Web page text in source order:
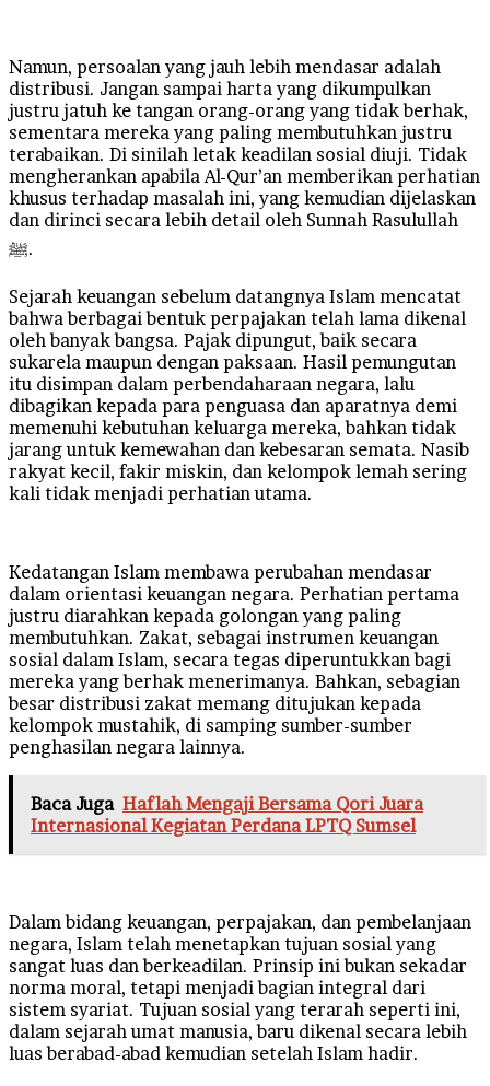
Namun, persoalan yang jauh lebih mendasar adalah
distribusi. Jangan sampai harta yang dikumpulkan
justru jatuh ke tangan orang-orang yang tidak berhak,
sementara mereka yang paling membutuhkan justru
terabaikan. Di sinilah letak keadilan sosial diuji. Tidak
mengherankan apabila Al-Qur’an memberikan perhatian
khusus terhadap masalah ini, yang kemudian dijelaskan
dan dirinci secara lebih detail oleh Sunnah Rasulullah
ﷺ.
Sejarah keuangan sebelum datangnya Islam mencatat
bahwa berbagai bentuk perpajakan telah lama dikenal
oleh banyak bangsa. Pajak dipungut, baik secara
sukarela maupun dengan paksaan. Hasil pemungutan
itu disimpan dalam perbendaharaan negara, lalu
dibagikan kepada para penguasa dan aparatnya demi
memenuhi kebutuhan keluarga mereka, bahkan tidak
jarang untuk kemewahan dan kebesaran semata. Nasib
rakyat kecil, fakir miskin, dan kelompok lemah sering
kali tidak menjadi perhatian utama.
Kedatangan Islam membawa perubahan mendasar
dalam orientasi keuangan negara. Perhatian pertama
justru diarahkan kepada golongan yang paling
membutuhkan. Zakat, sebagai instrumen keuangan
sosial dalam Islam, secara tegas diperuntukkan bagi
mereka yang berhak menerimanya. Bahkan, sebagian
besar distribusi zakat memang ditujukan kepada
kelompok mustahik, di samping sumber-sumber
penghasilan negara lainnya.
Baca Juga Haflah Mengaji Bersama Qori Juara
Internasional Kegiatan Perdana LPTQ Sumsel
Dalam bidang keuangan, perpajakan, dan pembelanjaan
negara, Islam telah menetapkan tujuan sosial yang
sangat luas dan berkeadilan. Prinsip ini bukan sekadar
norma moral, tetapi menjadi bagian integral dari
sistem syariat. Tujuan sosial yang terarah seperti ini,
dalam sejarah umat manusia, baru dikenal secara lebih
luas berabad-abad kemudian setelah Islam hadir.